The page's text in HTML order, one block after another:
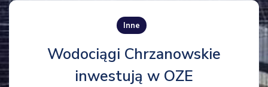
Inne
Wodociągi Chrzanowskie
inwestują w OZE